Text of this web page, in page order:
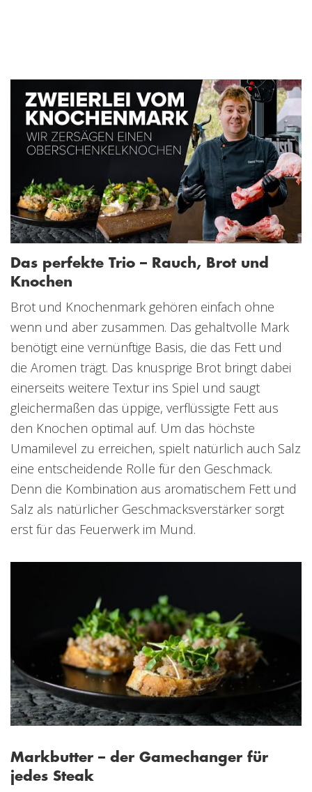
Das perfekte Trio – Rauch, Brot und
Knochen
Brot und Knochenmark gehören einfach ohne
wenn und aber zusammen. Das gehaltvolle Mark
benötigt eine vernünftige Basis, die das Fett und
die Aromen trägt. Das knusprige Brot bringt dabei
einerseits weitere Textur ins Spiel und saugt
gleichermaßen das üppige, verflüssigte Fett aus
den Knochen optimal auf. Um das höchste
Umamilevel zu erreichen, spielt natürlich auch Salz
eine entscheidende Rolle für den Geschmack.
Denn die Kombination aus aromatischem Fett und
Salz als natürlicher Geschmacksverstärker sorgt
erst für das Feuerwerk im Mund.
Markbutter – der Gamechanger für
jedes Steak